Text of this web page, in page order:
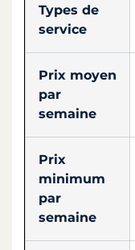
Types de
service
Prix moyen
par
semaine
Prix
minimum
par
semaine